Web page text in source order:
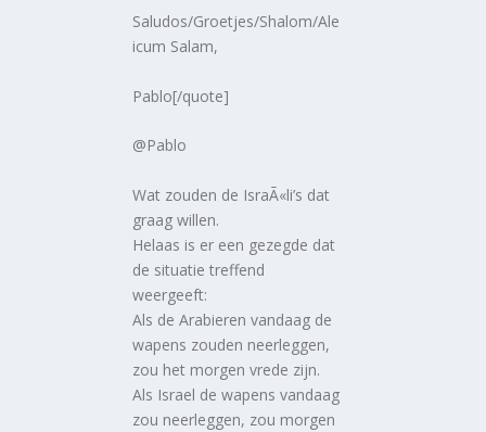
Saludos/Groetjes/Shalom/Ale
icum Salam,
Pablo[/quote]
@Pablo
Wat zouden de IsraÃ«li’s dat
graag willen.
Helaas is er een gezegde dat
de situatie treffend
weergeeft:
Als de Arabieren vandaag de
wapens zouden neerleggen,
zou het morgen vrede zijn.
Als Israel de wapens vandaag
zou neerleggen, zou morgen